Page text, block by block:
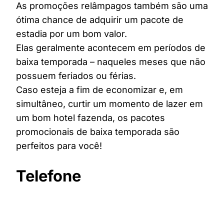
As promoções relâmpagos também são uma
ótima chance de adquirir um pacote de
estadia por um bom valor.
Elas geralmente acontecem em períodos de
baixa temporada – naqueles meses que não
possuem feriados ou férias.
Caso esteja a fim de economizar e, em
simultâneo, curtir um momento de lazer em
um bom hotel fazenda, os pacotes
promocionais de baixa temporada são
perfeitos para você!
Telefone